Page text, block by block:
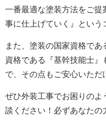
一番最適な塗装方法をご提
事に仕上げていく』という
また、塗装の国家資格で
資格である『基幹技能士
で、その点もご安心いただ
ぜひ外装工事でお困りのよ
談ください！必ずあなたの